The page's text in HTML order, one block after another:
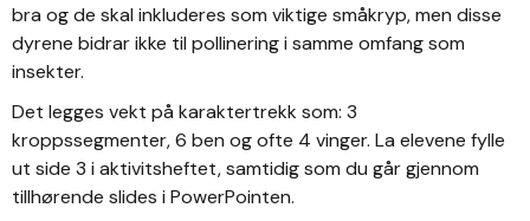
bra og de skal inkluderes som viktige småkryp, men disse
dyrene bidrar ikke til pollinering i samme omfang som
insekter.
Det legges vekt på karaktertrekk som: 3
kroppssegmenter, 6 ben og ofte 4 vinger. La elevene fylle
ut side 3 i aktivitsheftet, samtidig som du går gjennom
tillhørende slides i PowerPointen.